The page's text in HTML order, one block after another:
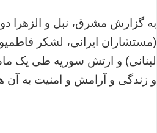
به گزارش مشرق، نبل و
(مستشاران ایرانی، لشکر
و زندگی و آرامش و امنیت به آن